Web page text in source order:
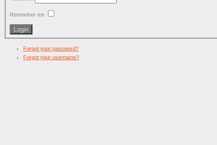
Remember me
Forgot your password?
Forgot your username?